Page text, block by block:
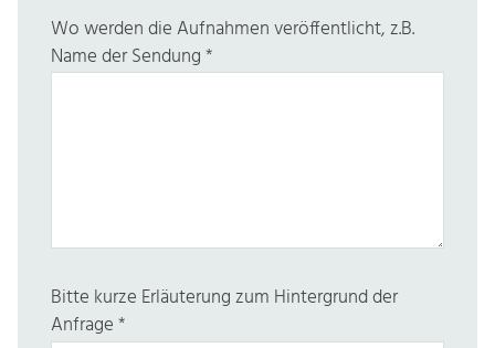
Wo werden die Aufnahmen veröffentlicht, z.B.
Name der Sendung*
Bitte kurze Erläuterung zum Hintergrund der
Anfrage*